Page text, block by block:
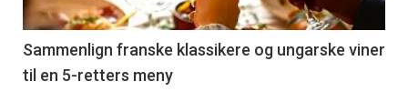
-
5
Sammenlign franske klassikere og ungarske viner
til en 5-retters meny